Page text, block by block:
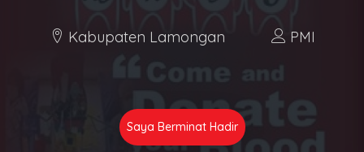
Kabupaten Lamongan PMI
Saya Berminat Hadir